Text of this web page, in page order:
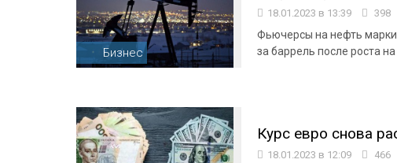
Бизнес
18.01.2023 в 13:39 398
Фьючерсы на нефть марки
за баррель после роста
Курс евро снова
18.01.2023 в 12:09 466